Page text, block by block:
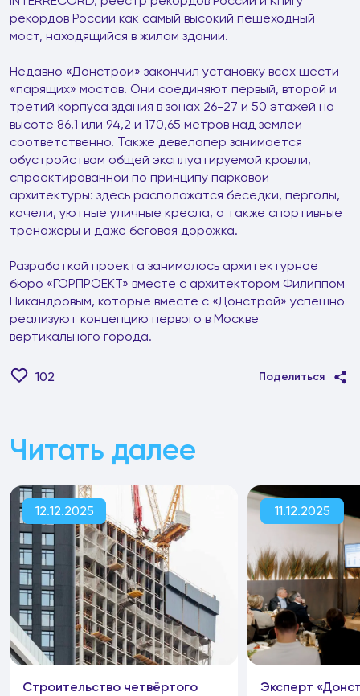
рекордов России как самый высокий пешеходный
мост, находящийся в жилом здании.
Недавно «Донстрой» закончил установку всех шести
«парящих» мостов. Они соединяют первый, второй и
третий корпуса здания в зонах 26-27 и 50 этажей на
высоте 86,1 или 94,2 и 170,65 метров над землёй
соответственно. Также девелопер занимается
обустройством общей эксплуатируемой кровли,
спроектированной по принципу парковой
архитектуры: здесь расположатся беседки, перголы,
качели, уютные уличные кресла, а также спортивные
тренажёры и даже беговая дорожка.
Разработкой проекта занималось архитектурное
бюро «ГОРПРОЕКТ» вместе с архитектором Филиппом
Никандровым, которые вместе с «Донстрой» успешно
реализуют концепцию первого в Москве
вертикального города.
102 Поделиться
Читать далее
12.12.2025
Строительство четвёртого
11.12.2025
Эксперт